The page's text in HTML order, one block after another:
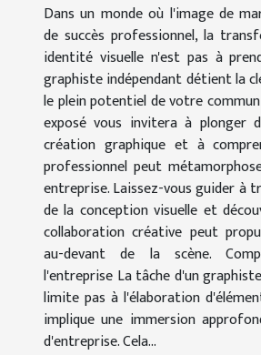
Dans un monde où l'image de
de succès professionnel, la
identité visuelle n'est pas à
graphiste indépendant détient la
le plein potentiel de votre
exposé vous invitera à plonger
création graphique et à
professionnel peut
entreprise. Laissez-vous guider à
de la conception visuelle et
collaboration créative peut
au-devant de la scène.
l'entreprise La tâche d'un
limite pas à l'élaboration
implique une immersion
d'entreprise. Cela...